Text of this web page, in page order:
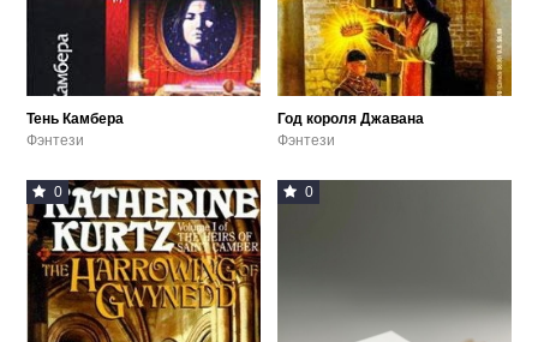
Тень Камбера
Фэнтези
Год короля Джавана
Фэнтези
0 0